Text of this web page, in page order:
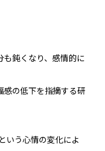
も鈍くなり、感情的に
感の低下を指摘する研
いう心情の変化によ